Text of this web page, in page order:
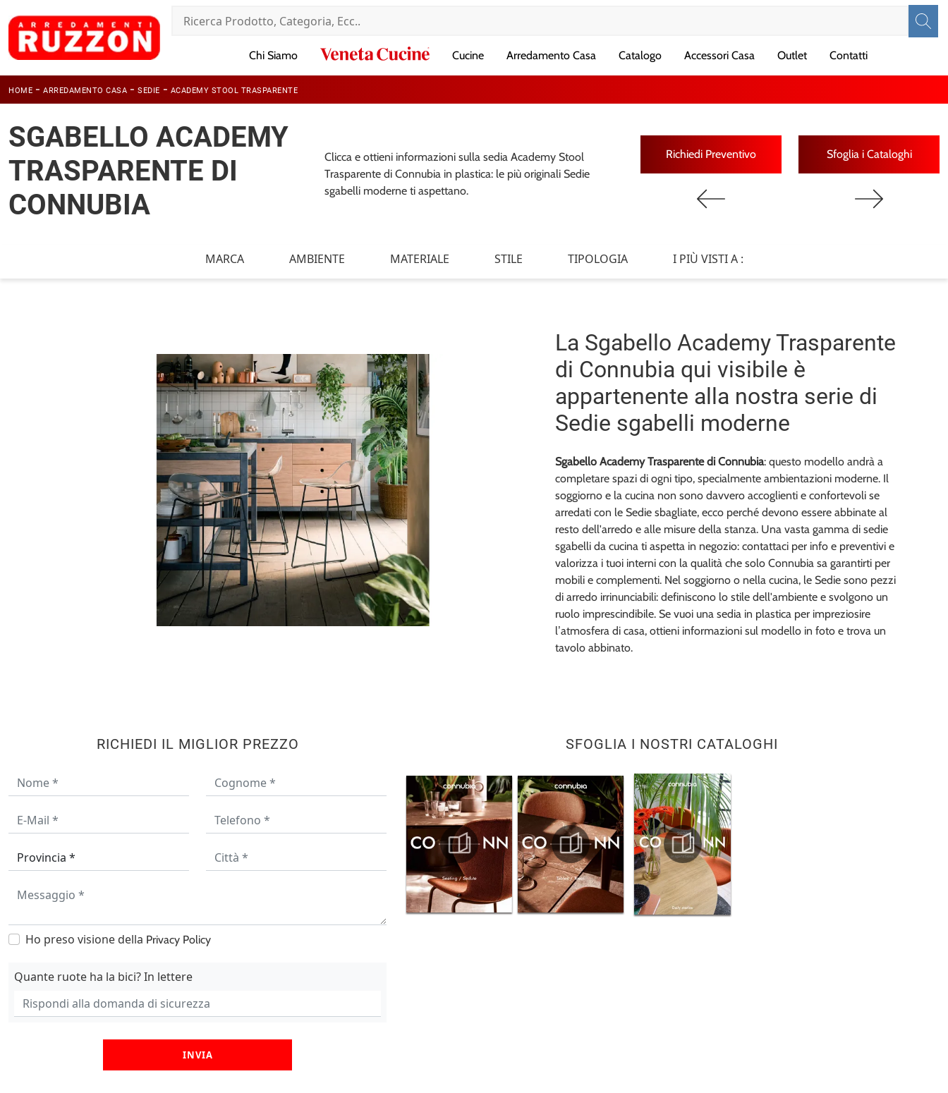
Chi Siamo
VenetaCucine Arredamento Casa Catalogo Accessori Casa Outlet Contatti
HOME - ARREDAMENTO CASA - SEDIE - ACADEMY STOOL TRASPARENTE
SGABELLO ACADEMY
TRASPARENTE DI
CONNUBIA
Clicca e ottieni informazioni sulla sedia Academy Stool
Trasparente di Connubia in plastica: le più originali Sedie
sgabelli moderne ti aspettano.
Richiedi Preventivo Sfoglia i Cataloghi
MARCA AMBIENTE MATERIALE STILE TIPOLOGIA I PIÙ VISTI A :
La Sgabello Academy Trasparente
di Connubia qui visibile è
appartenente alla nostra serie di
Sedie sgabelli moderne
Sgabello Academy Trasparente di Connubia: questo modello andrà a
completare spazi di ogni tipo, specialmente ambientazioni moderne. Il
soggiorno e la cucina non sono davvero accoglienti e confortevoli se
arredati con le Sedie sbagliate, ecco perché devono essere abbinate al
resto dell'arredo e alle misure della stanza. Una vasta gamma di sedie
sgabelli da cucina ti aspetta in negozio: contattaci per info e preventivi e
valorizza i tuoi interni con la qualità che solo Connubia sa garantirti per
mobili e complementi. Nel soggiorno o nella cucina, le Sedie sono pezzi
di arredo irrinunciabili: definiscono lo stile dell'ambiente e svolgono un
ruolo imprescindibile. Se vuoi una sedia in plastica per impreziosire
l’atmosfera di casa, ottieni informazioni sul modello in foto e trova un
tavolo abbinato.
SFOGLIA I NOSTRI CATALOGHI
RICHIEDI IL MIGLIOR PREZZO
Ho preso visione della Privacy Policy
Quante ruote ha la bici? In lettere
INVIA